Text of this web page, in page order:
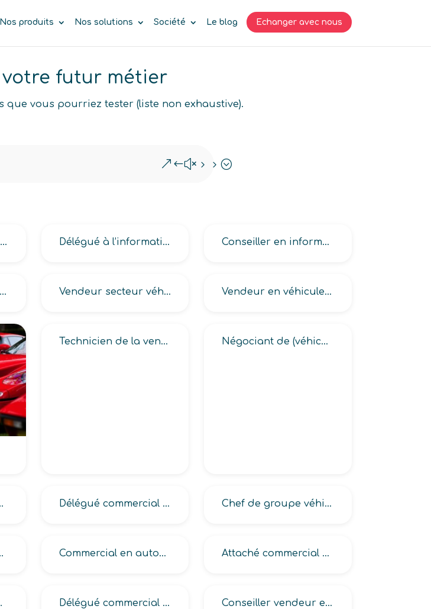
Nos produits Nos solutions Société Le blog Echanger avec nous
votre futur métier
que vous pourriez tester (liste non exhaustive).
&#x55;
Visiteur (pharmaceutique, médical, médical hospitalier) Délégué à l’information médicale Conseiller en information (médicale, pharmaceutique)
Délégué (dentaire, médicopharmaceutique, pharmaceutique, vétérinaire, médical, médical hospitalier) Vendeur secteur véhicules (d’occasion, neufs) Vendeur en véhicules (anciens, de collection, d’occasion, industriels)
Technicien de la vente (automobile, de motocycles) Négociant de (véhicules d’occasion, véhicules neufs)
de véhicules poids lourds) Délégué commercial en automobiles Chef de groupe véhicules (d’occasion, neufs)
ou bateaux, motocycles) Commercial en automobiles Attaché commercial en automobiles
Délégué commercial auprès des particuliers Conseiller vendeur en laisser sur place auprès des particuliers